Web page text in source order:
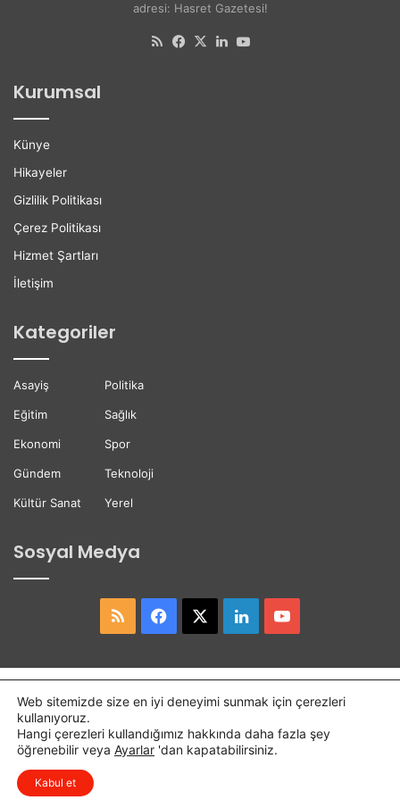
adresi: Hasret Gazetesi!
RSS Facebook
X LinkedIn
Kurumsal
Künye
Hikayeler
Gizlilik Politikası
Çerez Politikası
Hizmet Şartları
İletişim
Kategoriler
Asayiş
Eğitim
Ekonomi
Gündem
Kültür Sanat
Politika
Sağlık
Spor
Teknoloji
Yerel
Sosyal Medya
RSS Facebook LinkedIn
Copyright © 2026, Hasret GazetesiTüm Hakları Saklıdır.
Osmaniye Haber Haber
Web sitemizde size en iyi deneyimi sunmak için çerezleri
kullanıyoruz.
Hangi çerezleri kullandığımız hakkında daha fazla şey
öğrenebilir veya Ayarlar 'dan kapatabilirsiniz.
Kabul et